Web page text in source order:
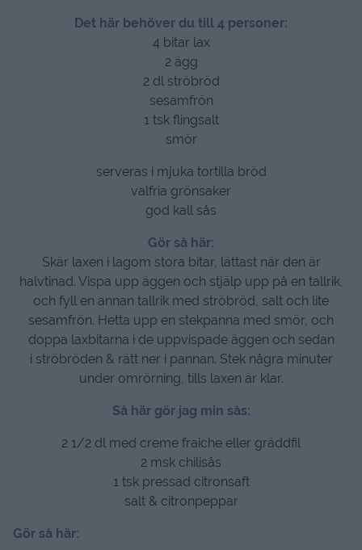
Det här behöver du till 4 personer:
4 bitar lax
2 ägg
2 dl ströbröd
sesamfrön
1 tsk flingsalt
smör
serveras i mjuka tortilla bröd
valfria grönsaker
god kall sås
Gör så här:
Skär laxen i lagom stora bitar, lättast när den är
halvtinad. Vispa upp äggen och stjälp upp på en tallrik,
och fyll en annan tallrik med ströbröd, salt och lite
sesamfrön. Hetta upp en stekpanna med smör, och
doppa laxbitarna i de uppvispade äggen och sedan
i ströbröden & rätt ner i pannan. Stek några minuter
under omrörning, tills laxen är klar.
Så här gör jag min sås:
2 1/2 dl med creme fraiche eller gräddfil
2 msk chilisås
1 tsk pressad citronsaft
salt & citronpeppar
Gör så här: